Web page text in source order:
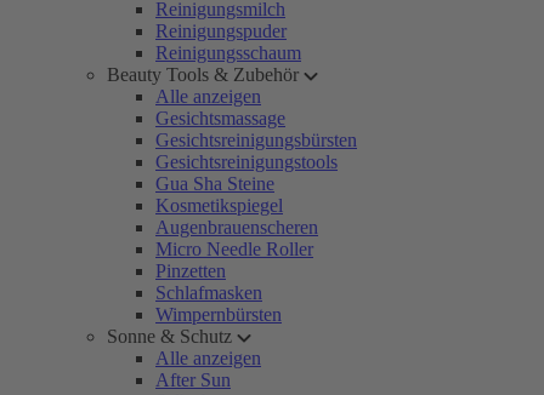
Reinigungsmilch
Reinigungspuder
Reinigungsschaum
Beauty Tools & Zubehör
Alle anzeigen
Gesichtsmassage
Gesichtsreinigungsbürsten
Gesichtsreinigungstools
Gua Sha Steine
Kosmetikspiegel
Augenbrauenscheren
Micro Needle Roller
Pinzetten
Schlafmasken
Wimpernbürsten
Sonne & Schutz
Alle anzeigen
After Sun